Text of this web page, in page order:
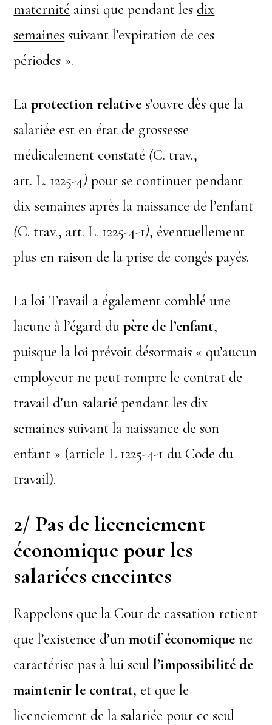
maternité ainsi que pendant les dix
semaines suivant l’expiration de ces
périodes ».
Laprotection relative s’ouvre dès que la
salariée est en état de grossesse
médicalement constaté (C. trav.,
art. L. 1225-4) pour se continuer pendant
dix semaines après la naissance de l’enfant
(C. trav., art. L. 1225-4-1), éventuellement
plus en raison de la prise de congés payés.
La loi Travail a également comblé une
lacune à l’égard dupère de l’enfant,
puisque la loi prévoit désormais « qu’aucun
employeur ne peut rompre le contrat de
travail d’un salarié pendant les dix
semaines suivant la naissance de son
enfant » (article L 1225-4-1 du Code du
travail).
2/ Pas de licenciement
économique pour les
salariées enceintes
Rappelons que la Cour de cassation retient
que l’existence d’unmotif économique ne
caractérise pas à lui seull’impossibilité de
maintenir le contrat, et que le
licenciement de la salariée pour ce seul